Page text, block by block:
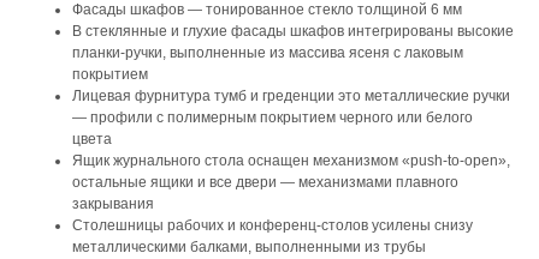
Фасады шкафов — тонированное стекло толщиной 6 мм
В стеклянные и глухие фасады шкафов интегрированы высокие
планки-ручки, выполненные из массива ясеня с лаковым
покрытием
Лицевая фурнитура тумб и греденции это металлические ручки
— профили с полимерным покрытием черного или белого
цвета
Ящик журнального стола оснащен механизмом «push-to-open»,
остальные ящики и все двери — механизмами плавного
закрывания
Столешницы рабочих и конференц-столов усилены снизу
металлическими балками, выполненными из трубы